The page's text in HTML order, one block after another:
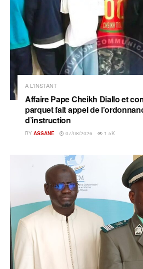
A L'INSTANT
Affaire Pape Cheikh Diallo et
parquet fait appel de
d’instruction
BY ASSANE 07/08/2026 1.5K